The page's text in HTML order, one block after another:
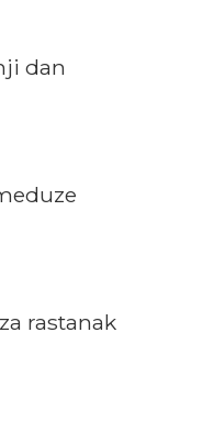
dan
rastanak